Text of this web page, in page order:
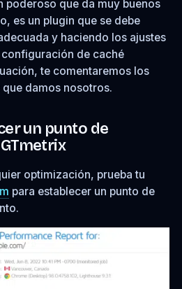
poderoso que da muy buenos
es un plugin que se debe
y haciendo los ajustes
de caché
te comentaremos los
damos nosotros.
un punto de
optimización, prueba tu
para establecer un punto de